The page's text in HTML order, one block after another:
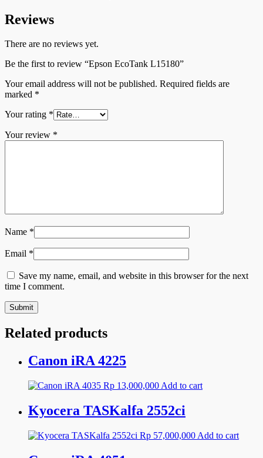
Reviews
There are no reviews yet.
Be the first to review “Epson EcoTank L15180”
Your email address will not be published. Required fields are
marked *
Your rating *
Your review *
Name *
Email *
Save my name, email, and website in this browser for the next
time I comment.
Related products
Canon iRA 4225
Rp 13,000,000 Add to cart
Kyocera TASKalfa 2552ci
Rp 57,000,000 Add to cart